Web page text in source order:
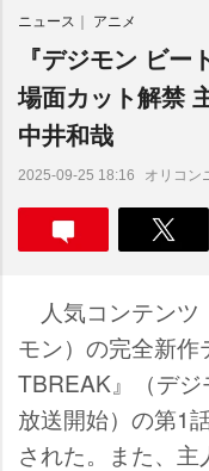
ニュース アニメ
『デジモン ビ
場面カット解禁
中井和哉
2025-09-25 18:16 オリコン
人気コンテンツ
モン）の完全新
TBREAK』（デ
放送開始）の第1
された。また、